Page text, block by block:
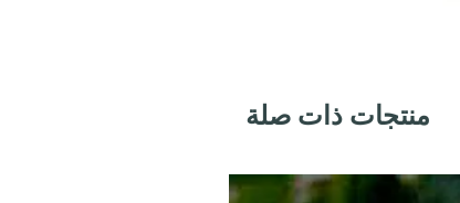
منتجات ذات صلة